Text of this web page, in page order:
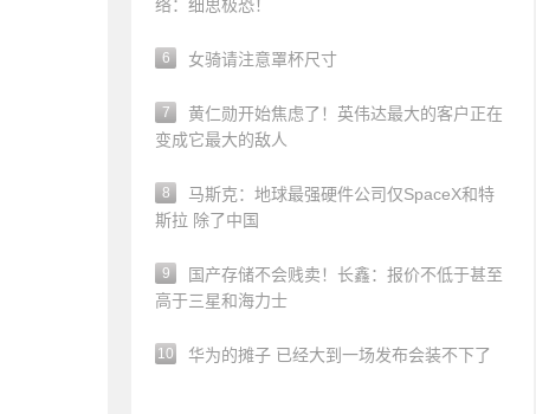
络：细思极恐！
6 女骑请注意罩杯尺寸
7
黄仁勋开始焦虑了！英伟达最大的客户正在
变成它最大的敌人
8
马斯克：地球最强硬件公司仅SpaceX和特
斯拉 除了中国
9
国产存储不会贱卖！长鑫：报价不低于甚至
高于三星和海力士
10 华为的摊子 已经大到一场发布会装不下了